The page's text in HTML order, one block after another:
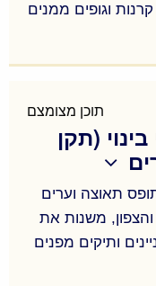
וגופים ממנים
התקציב אל
ניסיון בליווי
תשובה,
אשטרום,
רכישה. משרדנו
בישראל
וגופים ממנים
תוכן מצומצם
(תקן
תאוצה וערים
משנות את
ותיקים מפנים